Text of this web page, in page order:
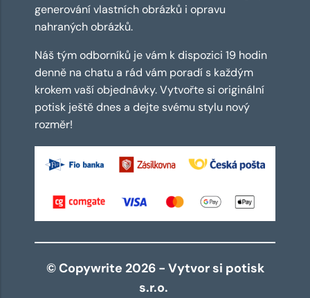
generování vlastních obrázků i opravu
nahraných obrázků.
Náš tým odborníků je vám k dispozici 19 hodin
denně na chatu a rád vám poradí s každým
krokem vaší objednávky. Vytvořte si originální
potisk ještě dnes a dejte svému stylu nový
rozměr!
© Copywrite 2026 - Vytvor si potisk
s.r.o.